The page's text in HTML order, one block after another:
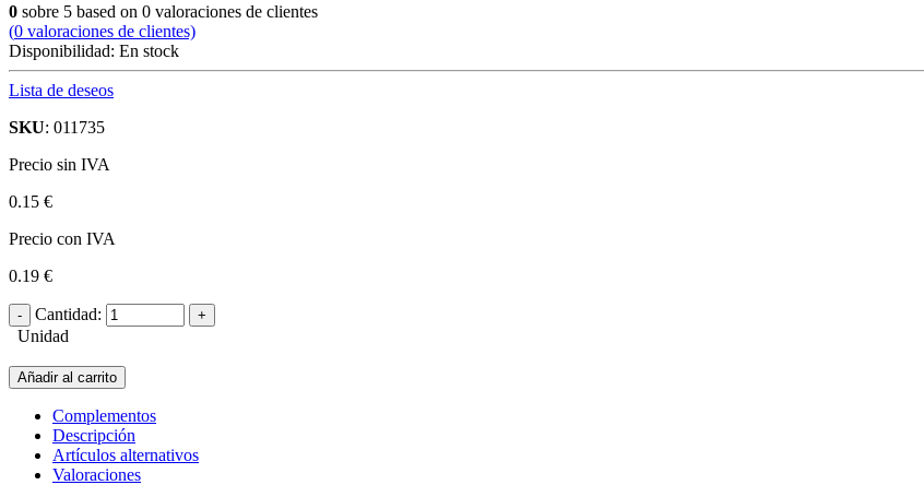
0 sobre 5 based on 0 valoraciones de clientes
(0 valoraciones de clientes)
Disponibilidad: En stock
Lista de deseos
SKU: 011735
Precio sin IVA
0.15 €
Precio con IVA
0.19 €
Cantidad:
Unidad
Añadir al carrito
Complementos
Descripción
Artículos alternativos
Valoraciones